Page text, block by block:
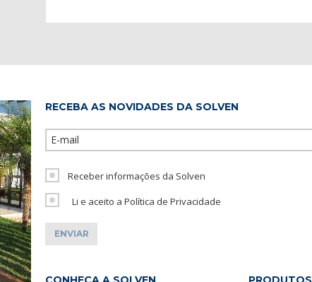
RECEBA AS NOVIDADES DA SOLVEN
Receber informações da Solven
Li e aceito a Política de Privacidade